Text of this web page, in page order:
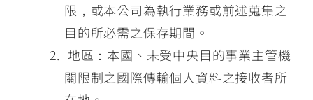
限，或本公司為執行業務或前述蒐集之
目的所必需之保存期間。
地區：本國、未受中央目的事業主管機
關限制之國際傳輸個人資料之接收者所